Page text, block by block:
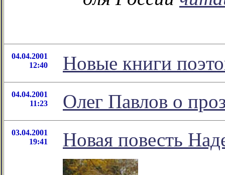
04.04.2001
12:40
Новые книги
04.04.2001
11:23
Олег Павлов о
03.04.2001
19:41
Новая повесть